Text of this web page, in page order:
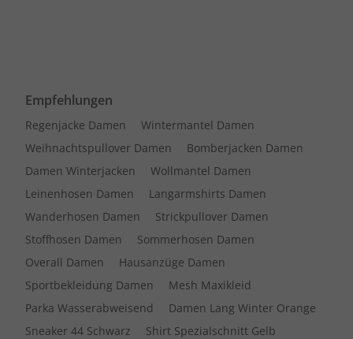
Empfehlungen
Regenjacke Damen
Wintermantel Damen
Weihnachtspullover Damen
Bomberjacken Damen
Damen Winterjacken
Wollmantel Damen
Leinenhosen Damen
Langarmshirts Damen
Wanderhosen Damen
Strickpullover Damen
Stoffhosen Damen
Sommerhosen Damen
Overall Damen
Hausanzüge Damen
Sportbekleidung Damen
Mesh Maxikleid
Parka Wasserabweisend
Damen Lang Winter Orange
Sneaker 44 Schwarz
Shirt Spezialschnitt Gelb